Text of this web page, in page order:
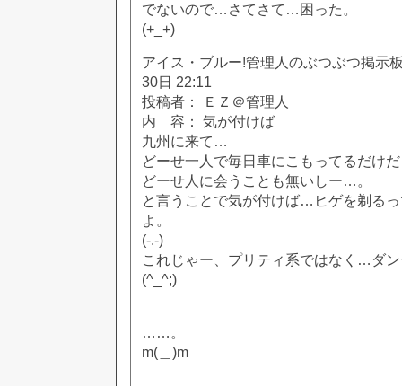
でないので…さてさて…困った。
(+_+)
アイス・ブルー!管理人のぶつぶつ掲示
30日 22:11
投稿者： ＥＺ＠管理人
内 容： 気が付けば
九州に来て…
どーせ一人で毎日車にこもってるだけ
どーせ人に会うことも無いしー…。
と言うことで気が付けば…ヒゲを剃る
よ。
(-.-)
これじゃー、プリティ系ではなく…ダ
(^_^;)
……。
m(＿)m